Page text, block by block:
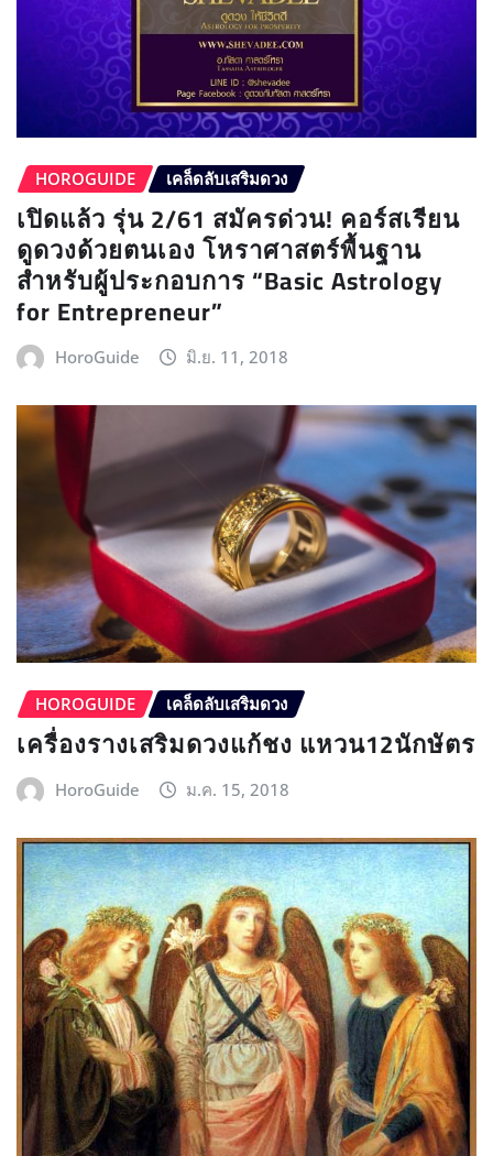
HOROGUIDE เคล็ดลับเสริมดวง
เปิดแล้ว รุ่น 2/61 สมัครด่วน! คอร์สเรียน
ดูดวงด้วยตนเอง โหราศาสตร์พื้นฐาน
สำหรับผู้ประกอบการ “Basic Astrology
for Entrepreneur”
HoroGuide มิ.ย. 11, 2018
HOROGUIDE เคล็ดลับเสริมดวง
เครื่องรางเสริมดวงแก้ชง แหวน12นักษัตร
HoroGuide ม.ค. 15, 2018